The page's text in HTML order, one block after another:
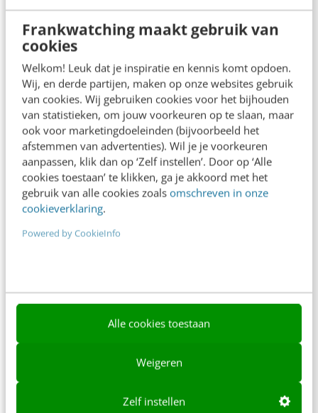
Frankwatching maakt gebruik van
cookies
Welkom! Leuk dat je inspiratie en kennis komt opdoen.
Wij, en derde partijen, maken op onze websites gebruik
van cookies. Wij gebruiken cookies voor het bijhouden
van statistieken, om jouw voorkeuren op te slaan, maar
ook voor marketingdoeleinden (bijvoorbeeld het
afstemmen van advertenties). Wil je je voorkeuren
aanpassen, klik dan op ‘Zelf instellen’. Door op ‘Alle
cookies toestaan’ te klikken, ga je akkoord met het
gebruik van alle cookies zoals omschreven in onze
cookieverklaring.
Powered by CookieInfo
Alle cookies toestaan
Weigeren
Zelf instellen
Frankwatching
Adverteren
Contact
Nieuwsbrieven
Over ons
Ons team
Werken bij
Whitepapers
Content & Communicatie
Social